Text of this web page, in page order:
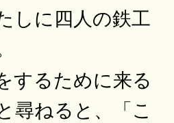
しに四人の鉄工
するために来る
尋ねると、「こ